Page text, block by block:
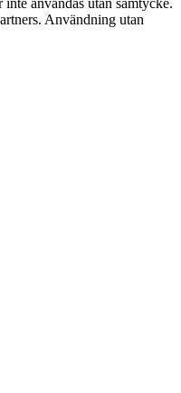
användas utan samtycke.
Användning utan